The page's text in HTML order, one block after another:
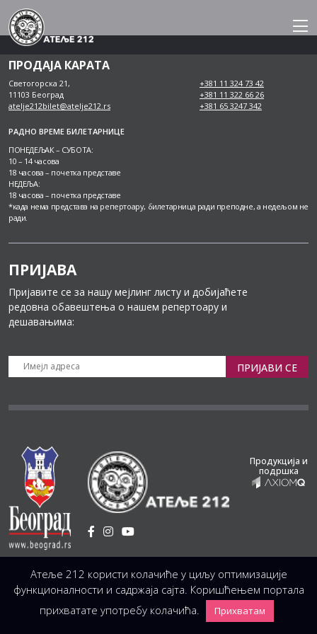
Skip
to
content
ПРОДАЈА КАРАТА
Светогорска 21,
11103 Београд
atelje212bilet@atelje212.rs
+381 11 324 73 42
+381 11 322 66 26
+381 65 3247 342
РАДНО ВРЕМЕ БИЛЕТАРНИЦЕ
ПОНЕДЕЉАК – СУБОТА:
10 – 14 часова
18 часова – почетка представе
НЕДЕЉА:
18 часова – почетка представе
*када нема представа на репертоару, билетарница ради преподне, а недељом не
ради.
ПРИЈАВА
Пријавите се за нашу мејлинг листу и добијаћете
редовна обавештења о нашем репертоару и
дешавањима:
ПРИЈАВИ СЕ
Установа Културе / Светогорска 21, 11103 Београд, Србија
Централа (управа, организација, администрација, рачуноводство, техника)
+381 11 3246 146;
+381 11 3246 147 |office@atelje212.rs
Продукција и
подршка
Сва Права Задржана © 2026 Позориште Атеља 212
Атеље 212 користи колачиће у циљу оптимизације
функционалности и садржаја сајта. Коришћењем портала
прихватате употребу колачића.
Прихватам